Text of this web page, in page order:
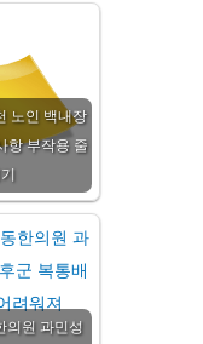
노인 백내장
항 부작용 줄
의원 과민성